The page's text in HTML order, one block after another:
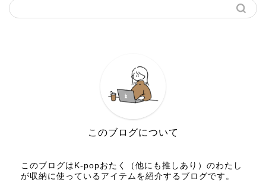
このブログについて
このブログはK-popおたく（他にも推しあり）のわたし
が収納に使っているアイテムを紹介するブログです。